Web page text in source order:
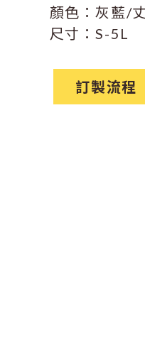
顏色：灰藍/
尺寸：S-5L
訂製流程